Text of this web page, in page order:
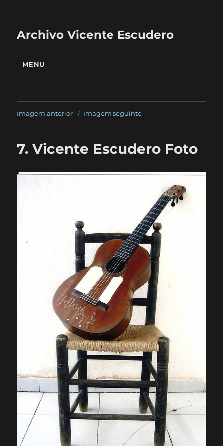
Archivo Vicente Escudero
MENU
Imagem anterior Imagem seguinte
7. Vicente Escudero Foto